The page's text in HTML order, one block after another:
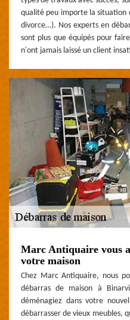
qualité peu importe la situation
divorce…). Nos experts en
sont plus que équipés pour
n'ont jamais laissé un client
Marc Antiquaire vous
votre maison
Chez Marc Antiquaire, nous
débarras de maison à
déménagiez dans votre
débarrasser de vieux meubles,